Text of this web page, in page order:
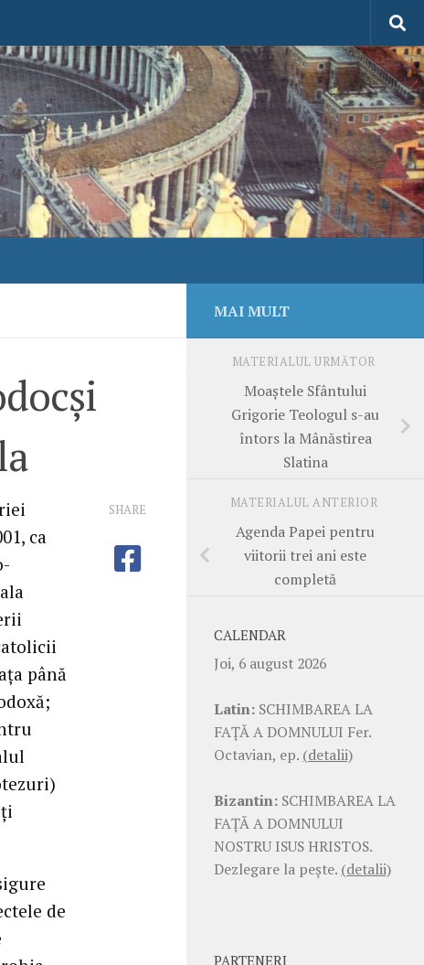
ca
până
de
SHARE
MAI MULT
MATERIALUL URMĂTOR
Moaştele Sfântului
Grigorie Teologul s-au
întors la Mânăstirea
Slatina
MATERIALUL ANTERIOR
Agenda Papei pentru
viitorii trei ani este
completă
CALENDAR
Joi, 6 august 2026
Latin: SCHIMBAREA LA
FAŢĂ A DOMNULUI Fer.
Octavian, ep. (detalii)
Bizantin: SCHIMBAREA LA
FAŢĂ A DOMNULUI
NOSTRU ISUS HRISTOS.
Dezlegare la pește. (detalii)
PARTENERI